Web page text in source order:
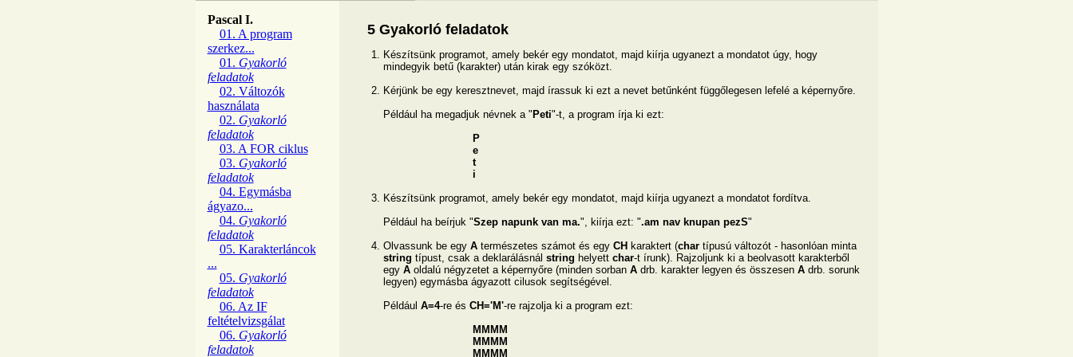
Pascal I.
01. A program
szerkez...
01. Gyakorló
feladatok
02. Változók
használata
02. Gyakorló
feladatok
03. A FOR ciklus
03. Gyakorló
feladatok
04. Egymásba
ágyazo...
04. Gyakorló
feladatok
05. Karakterláncok
...
05. Gyakorló
feladatok
06. Az IF
feltételvizsgálat
06. Gyakorló
feladatok
5 Gyakorló feladatok
Készítsünk programot, amely bekér egy mondatot, majd kiírja ugyanezt a mondatot úgy, hogy
mindegyik betű (karakter) után kirak egy szóközt.
Kérjünk be egy keresztnevet, majd írassuk ki ezt a nevet betűnként függőlegesen lefelé a képernyőre.
Például ha megadjuk névnek a " Peti"-t, a program írja ki ezt:
P
e
t
i
Készítsünk programot, amely bekér egy mondatot, majd kiírja ugyanezt a mondatot fordítva.
Például ha beírjuk "Szep napunk van ma.", kiírja ezt: ".am nav knupan pezS"
Olvassunk be egy Atermészetes számot és egy CH karaktert (char típusú változót - hasonlóan minta
string típust, csak a deklarálásnál string helyett char-t írunk). Rajzoljunk ki a beolvasott karakterből
egy A oldalú négyzetet a képernyőre (minden sorban Adrb. karakter legyen és összesen Adrb. sorunk
legyen) egymásba ágyazott cilusok segítségével.
Például A=4-re és CH='M'-re rajzolja ki a program ezt:
MMMM
MMMM
MMMM